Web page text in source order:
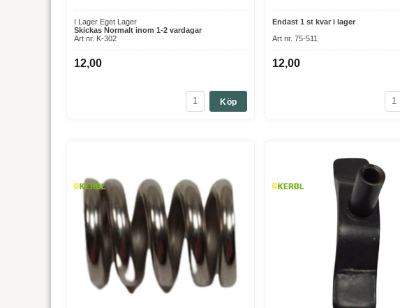
I Lager Eget Lager
Skickas Normalt inom 1-2 vardagar
Art nr. K-302
12,00
Köp
Endast 1 st kvar i lager
Art nr. 75-511
12,00